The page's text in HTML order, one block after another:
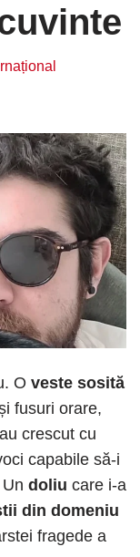
O veste sosită
fusuri orare,
crescut cu
capabile să-i
doliu care i-a
din domeniu
fragede a